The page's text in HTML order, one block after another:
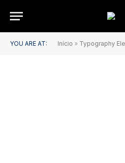
YOU ARE AT: Início » Typography